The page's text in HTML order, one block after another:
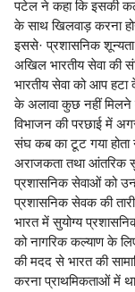
पटेल ने कहा कि इसकी
के साथ खिलवाड़ करना
इससे· प्रशासनिक
अखिल भारतीय सेवा की
भारतीय सेवा को आप हटा
के अलावा कुछ नहीं मिलने
विभाजन की परछाई में
संघ कब का टूट गया
अराजकता तथा आंतरिक
प्रशासनिक सेवाओं को
प्रशासनिक सेवक की
भारत में सुयोग्य
को नागरिक कल्याण के
की मदद से भारत की
करना प्राथमिकताओं में